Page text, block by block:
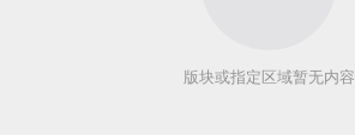
版块或指定区域暂无内容